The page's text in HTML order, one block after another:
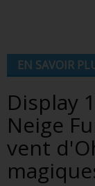
EN SAVOIR
Display
Neige
vent